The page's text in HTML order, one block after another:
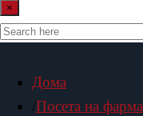
×
Дома
Посета на фарма